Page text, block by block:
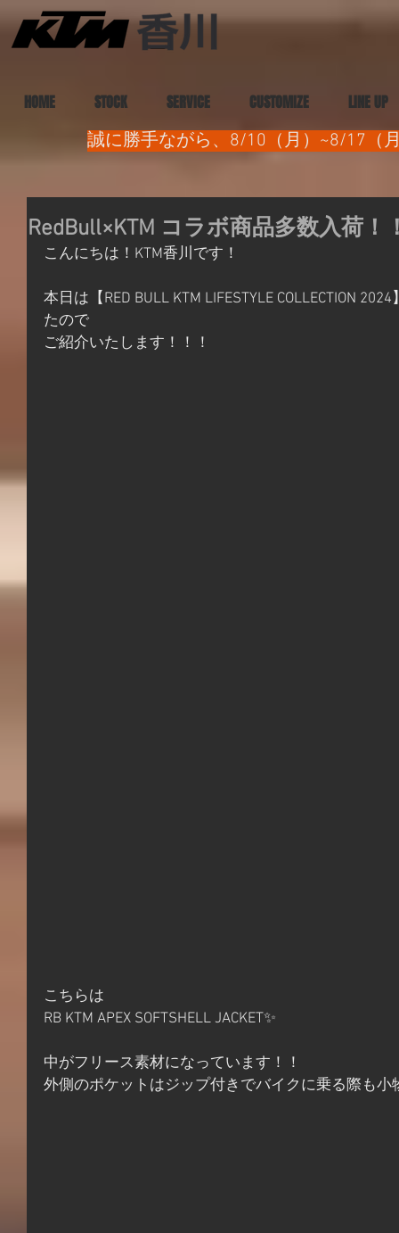
HOME STOCK SERVICE CUSTOMIZE LINE UP
誠に勝手ながら、8/10（月）~8/17（
RedBull×KTM コラボ商品多数入荷！
こんにちは！KTM香川です！
本日は【RED BULL KTM LIFESTYLE COLLECTION
たので
ご紹介いたします！！！
こちらは
RB KTM APEX SOFTSHELL JACKET✨
中がフリース素材になっています！！
外側のポケットはジップ付きでバイクに乗る際も